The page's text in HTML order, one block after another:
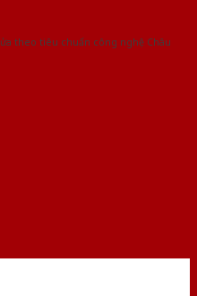
theo tiêu chuẩn công nghệ Châu
hàng đầu tại Việt Nam!